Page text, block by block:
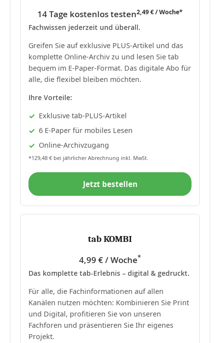
14 Tage kostenlos testen2,49 € / Woche*
Fachwissen jederzeit und überall.
Greifen Sie auf exklusive PLUS-Artikel und das
komplette Online-Archiv zu und lesen Sie tab
bequem im E-Paper-Format. Das digitale Abo für
alle, die flexibel bleiben möchten.
Ihre Vorteile:
Exklusive tab-PLUS-Artikel
6 E-Paper für mobiles Lesen
Online-Archivzugang
*129,48 € bei jährlicher Abrechnung inkl. MwSt.
Jetzt bestellen
tab KOMBI
4,99 € / Woche*
Das komplette tab-Erlebnis – digital & gedruckt.
Für alle, die Fachinformationen auf allen
Kanälen nutzen möchten: Kombinieren Sie Print
und Digital, profitieren Sie von unseren
Fachforen und präsentieren Sie Ihr eigenes
Projekt.